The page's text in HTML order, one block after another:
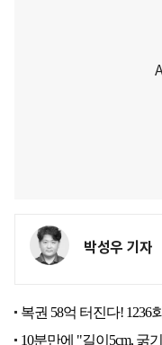
박성우 기자